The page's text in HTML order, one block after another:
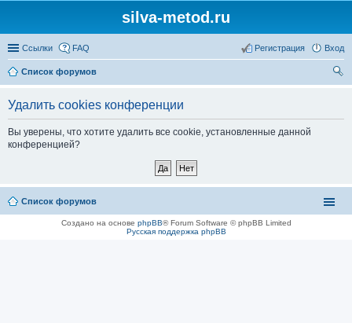
silva-metod.ru
Ссылки FAQ Вход
Регистрация
Список форумов
Удалить cookies конференции
Вы уверены, что хотите удалить все cookie, установленные данной
конференцией?
Список форумов
Создано на основе phpBB® Forum Software © phpBB Limited
Русская поддержка phpBB